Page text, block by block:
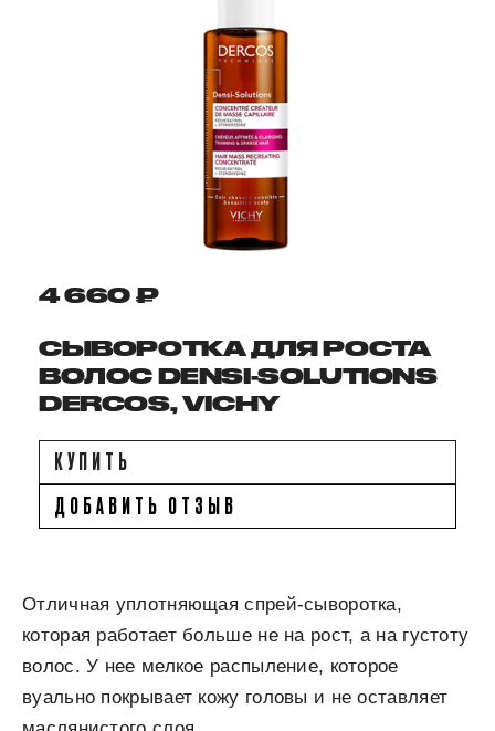
4 660 ₽
СЫВОРОТКА ДЛЯ РОСТА
ВОЛОС DENSI-SOLUTIONS
DERCOS, VICHY
КУПИТЬ
ДОБАВИТЬ ОТЗЫВ
Отличная уплотняющая спрей-сыворотка,
которая работает больше не на рост, а на густоту
волос. У нее мелкое распыление, которое
вуально покрывает кожу головы и не оставляет